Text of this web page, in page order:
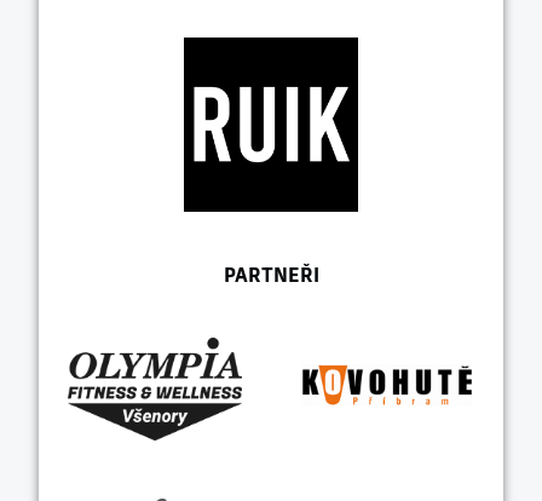
PARTNEŘI